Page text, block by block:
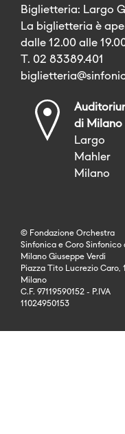
Biglietteria: Largo
La biglietteria è
dalle 12.00 alle
T. 02 83389.401
di Milano
Largo
Mahler
Milano
© Fondazione Orchestra
Sinfonica e Coro Sinfonico
Milano Giuseppe Verdi
Piazza Tito Lucrezio Caro,
Milano
C.F. 97119590152 - P.IVA
11024950153